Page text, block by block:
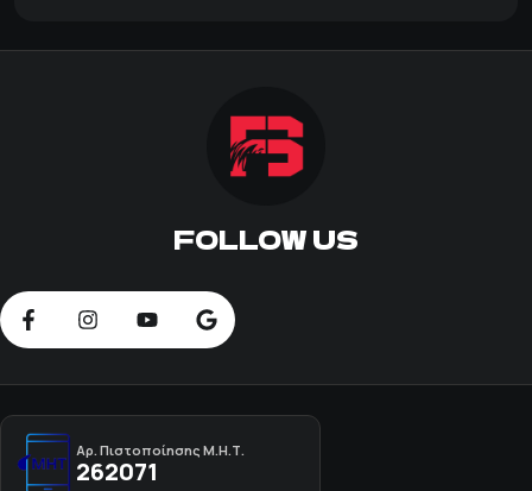
FOLLOW US
Αρ. Πιστοποίησης Μ.Η.Τ.
262071